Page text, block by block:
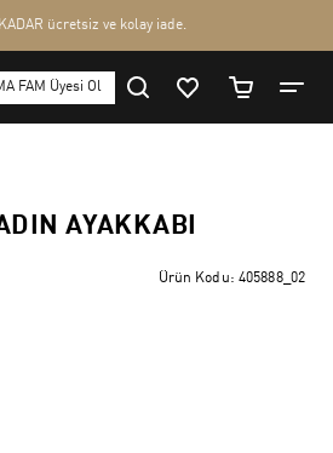
AYAKKABI
Ürün Kodu: 405888_02